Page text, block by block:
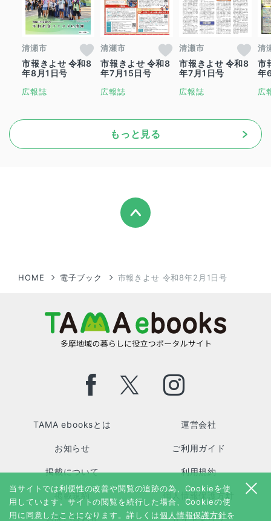
清瀬市
市報きよせ 令和8
年8月1日号
広報誌
清瀬市
市報きよせ 令和8
年7月15日号
広報誌
清瀬市
市報きよせ 令和8
年7月1日号
広報誌
清
市
年
広
もっと見る
HOME 電子ブック 市報きよせ 令和8年2月1日号
TAMA ebooksとは 運営会社
お知らせ ご利用ガイド
掲載について 利用規約
掲載規約 個人情報保護方針
お問い合わせ サイトマップ
当サイトでは利便性の改善や閲覧の追跡の為、Cookieを使
用しています。サイトの閲覧を続行した場合、Cookieの使
用に同意したことになります。詳しくは個人情報保護方針を